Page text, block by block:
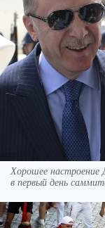
Хорошее настроение
в первый день